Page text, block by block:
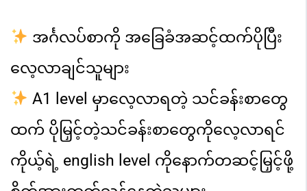
အင်္ဂလပ်စာကို အခြေခံအဆင့်ထက်ပိုပြီး
လေ့လာချင်သူများ
A1 level မှာလေ့လာရတဲ့ သင်ခန်းစာတွေ
ထက် ပိုမြှင့်တဲ့သင်ခန်းစာတွေကိုလေ့လာရင်
ကိုယ့်ရဲ့ english level ကိုနောက်တဆင့်မြှင့်ဖို့